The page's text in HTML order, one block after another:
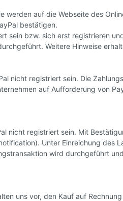
werden auf die Webseite des
bestätigen.
sein bzw. sich erst registrieren
Weitere Hinweise
nicht registriert sein. Die
auf Aufforderung von
nicht registriert sein. Mit
Unter Einreichung des
wird durchgeführt
uns vor, den Kauf auf